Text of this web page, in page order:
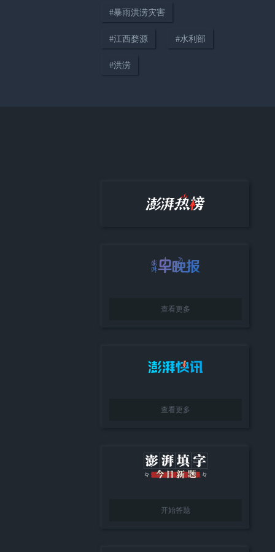
北京奥运会开幕
#暴雨洪涝灾害
#江西婺源 #水利部
#洪涝
查看更多
查看更多
开始答题